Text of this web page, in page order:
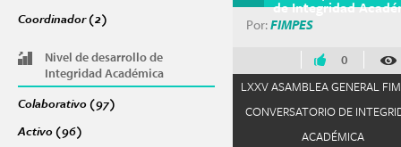
Coordinador (2)
Nivel de desarrollo de
Integridad Académica
Colaborativo (97)
Activo (96)
de Integridad
Por:FIMPES
0
LXXV ASAMBLEA GENERAL
CONVERSATORIO DE
ACADÉMICA